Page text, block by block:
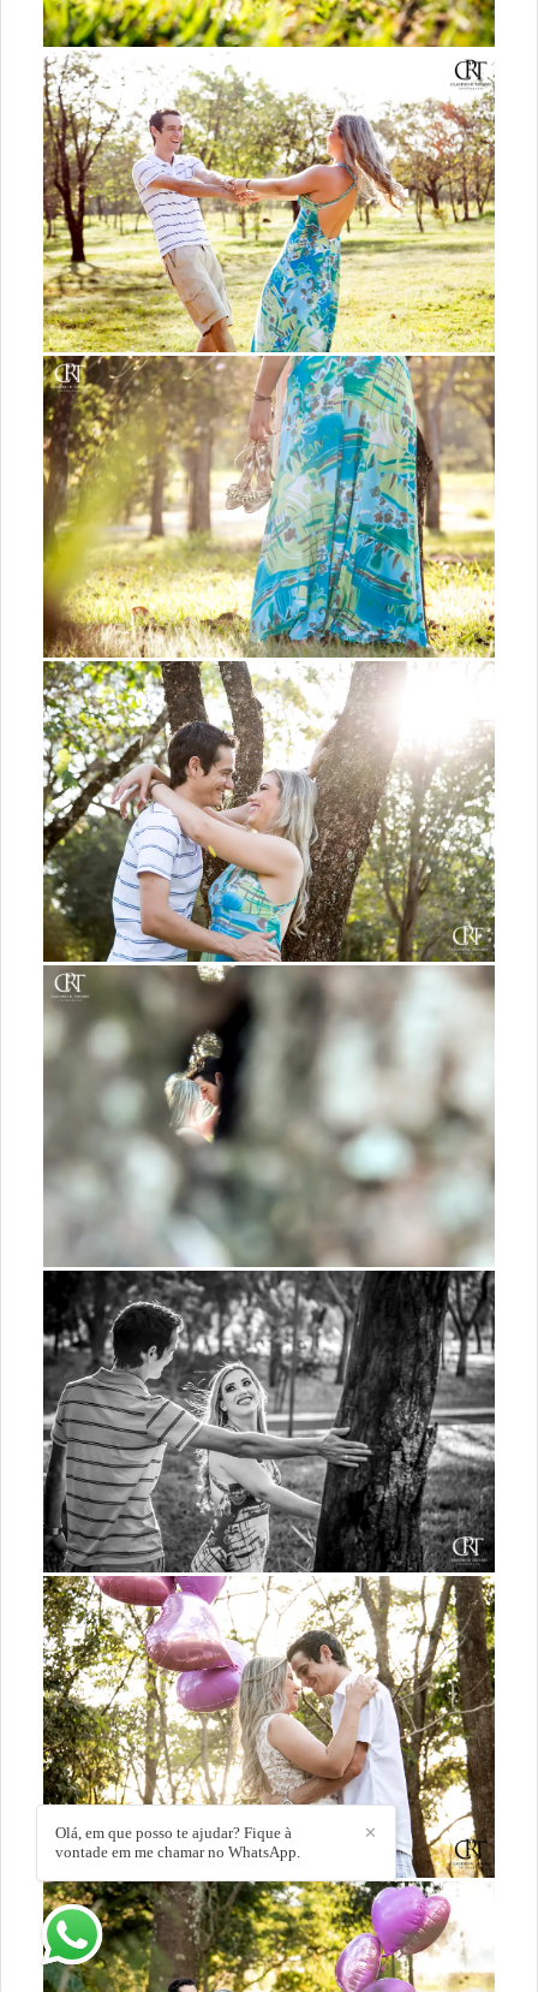
✕
Olá, em que posso te ajudar? Fique à
vontade em me chamar no WhatsApp.